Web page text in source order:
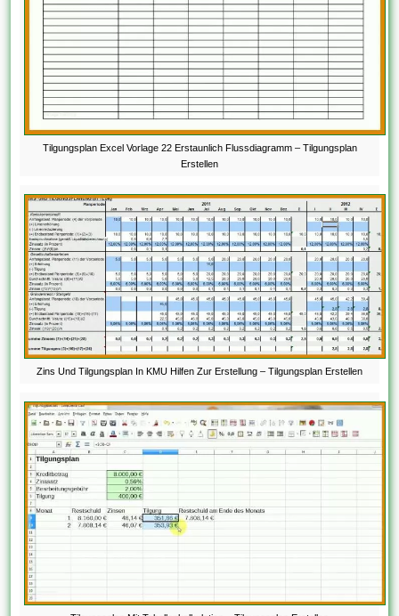
Tilgungsplan Excel Vorlage 22 Erstaunlich Flussdiagramm – Tilgungsplan
Erstellen
Zins Und Tilgungsplan In KMU Hilfen Zur Erstellung – Tilgungsplan Erstellen